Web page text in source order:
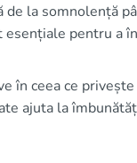
de la somnolență
pentru a
în ceea ce
ajuta la